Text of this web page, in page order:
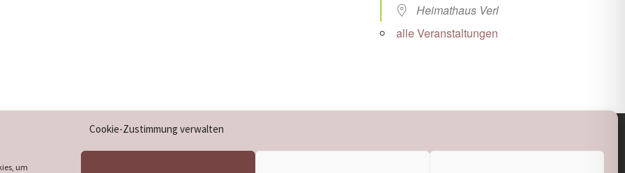
Cookie-Zustimmung verwalten
um
Heimathaus Verl
alle Veranstaltungen